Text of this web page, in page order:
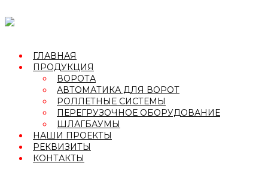
к
ГЛАВНАЯ
ПРОДУКЦИЯ
ВОРОТА
АВТОМАТИКА ДЛЯ ВОРОТ
РОЛЛЕТНЫЕ СИСТЕМЫ
ПЕРЕГРУЗОЧНОЕ ОБОРУДОВАНИЕ
ШЛАГБАУМЫ
НАШИ ПРОЕКТЫ
РЕКВИЗИТЫ
КОНТАКТЫ